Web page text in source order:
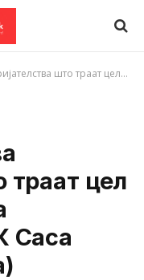
Средба на ветераните на ФК Саса (Спортска мрежа)
траат цел
Саса